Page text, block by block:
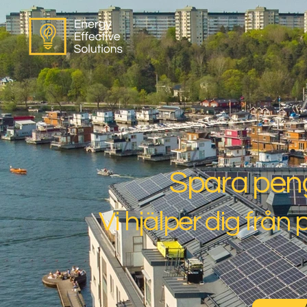
Spara
Vi hjälper dig från